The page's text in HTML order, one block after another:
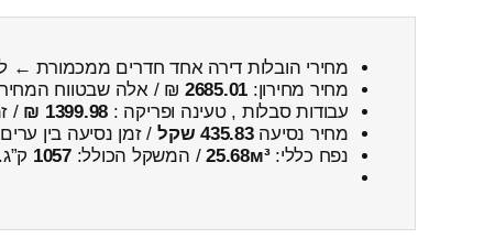
מחירי הובלות דירה אחד חדרים ממכמורת ←
מחיר מחירון: 2685.01 ₪ / אלה שבטווח
עבודות סבלות , טעינה ופריקה : 1399.98 ₪
/
מחיר נסיעה435.83 שקל / זמן נסיעה בין
נפח כללי:25.68м³/ המשקל הכולל:1057 ק”ג.